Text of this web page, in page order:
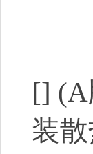
[] (A
装